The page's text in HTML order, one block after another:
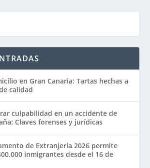
en Gran Canaria: Tartas hechas a
calidad
culpabilidad en un accidente de
Claves forenses y jurídicas
de Extranjería 2026 permite
inmigrantes desde el 16 de